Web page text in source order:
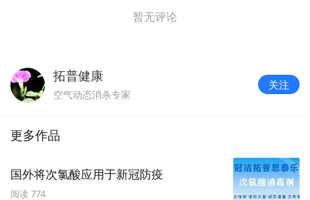
食道、胃粘膜和舌头有刺激性。而PH5.67-6.3的次
氯酸水试验显示没有刺激（无毒性）。使用低浓度
的比较）；不产生二恶英；次氯酸无论喷雾或浸泡
都未检测到余氯残留，不会残留在食物中并被带入
体。因此将次氯酸用作特定农药，不会对人类健康
農薬部会農薬小委員会（第36回））作为特定农药
的次氯酸，与普通农药不同，绿色或有机农业种植
也可使用。推广意义重大：减少农药使用量；减少
暂无评论
拓普健康
空气动态消杀专家
关注
更多作品
国外将次氯酸应用于新冠防疫
阅读 774